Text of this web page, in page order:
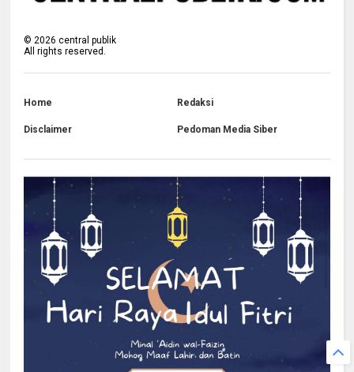
©2026 central publik
All rights reserved.
Home Redaksi
Disclaimer Pedoman Media Siber